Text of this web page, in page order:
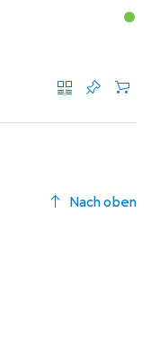
Nach oben